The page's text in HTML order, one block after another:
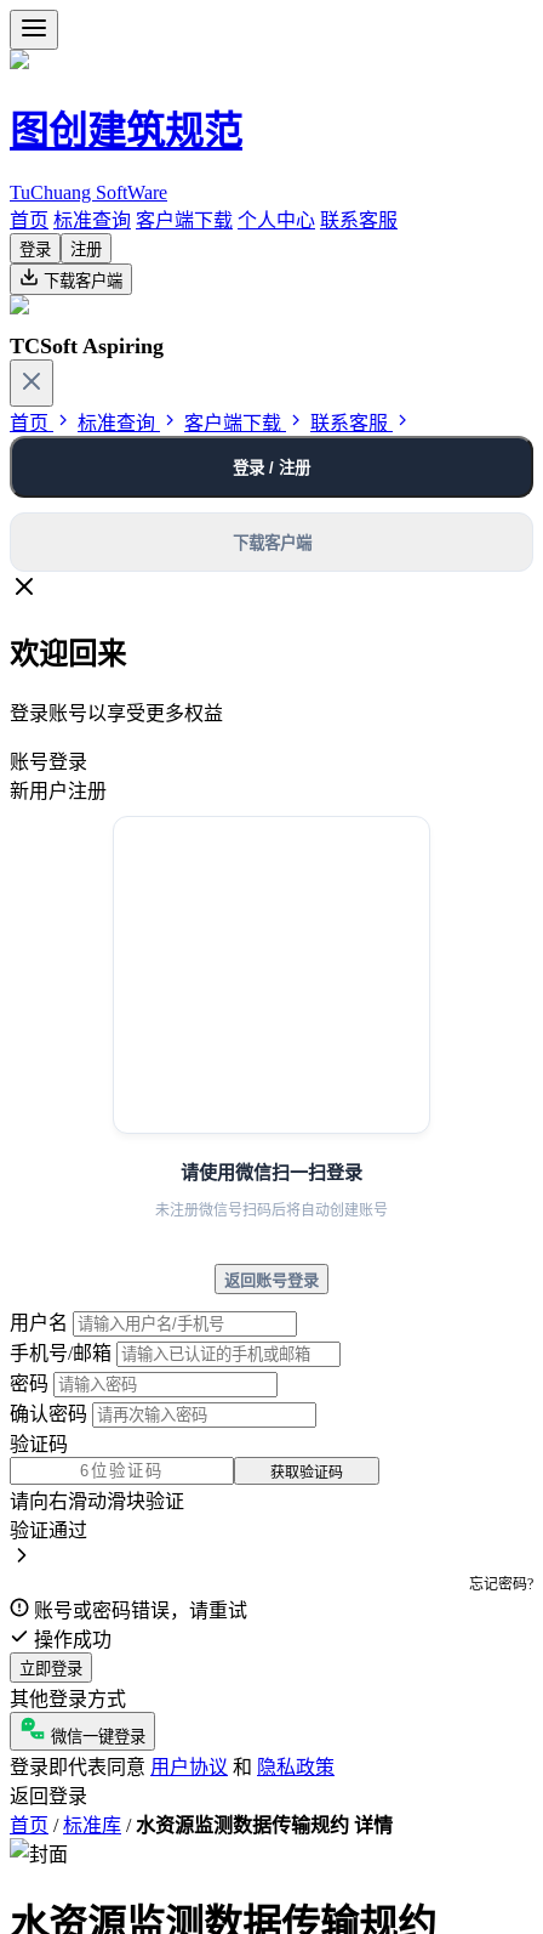
图创建筑规范
TuChuang SoftWare
首页 标准查询 客户端下载 个人中心 联系客服
登录
注册
下载客户端
TCSoft Aspiring
首页 标准查询 客户端下载 联系客服
登录 / 注册
下载客户端
欢迎回来
登录账号以享受更多权益
账号登录
新用户注册
请使用微信扫一扫登录
未注册微信号扫码后将自动创建账号
返回账号登录
用户名
手机号/邮箱
密码
确认密码
验证码
获取验证码
请向右滑动滑块验证
验证通过
忘记密码?
账号或密码错误，请重试
操作成功
立即登录
其他登录方式
微信一键登录
登录即代表同意 用户协议 和 隐私政策
返回登录
首页 / 标准库 / 水资源监测数据传输规约 详情
水资源监测数据传输规约